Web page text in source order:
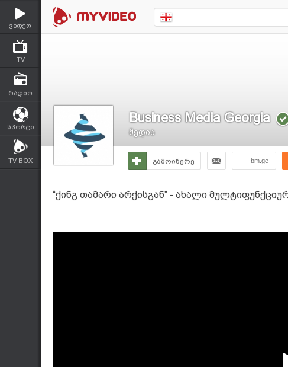
ვიდეო
TV
რადიო
სპორტი
TV BOX
Business Media Georgia
მედია
გამოიწერე bm.ge
“ქინგ თამარი არქისგან” - ახალი